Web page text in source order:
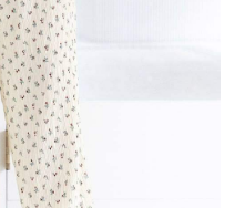
契約關係目的，商店將以您的個人
灣大哥大進項蒐集、處理及利用，
之確認、核對及更正。
https://oppay.tw/userRule
之結帳頁面顯示為準，若有關於
關疑問，請聯繫「AFTEE先享後付
support/home
「AFTEE先享後付」服務完成之交
料，並將交易相關給付款項請求債
網址：https://aftee.tw/terms/#terms3
人或監護人之同意方可使用
運費
運費